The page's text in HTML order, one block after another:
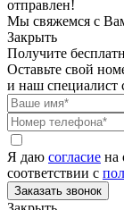
отправлен!
Мы свяжемся с
Закрыть
Получите
Оставьте свой
и наш специалист
Я даю согласие на
соответствии с